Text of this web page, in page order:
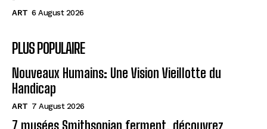
ART 6 August 2026
PLUS POPULAIRE
Nouveaux Humains: Une Vision Vieillotte du
Handicap
ART 7 August 2026